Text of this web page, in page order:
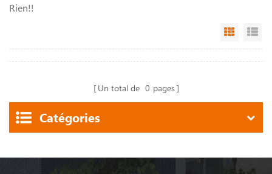
Rien!!
Grid
Un total de 0 pages
Catégories